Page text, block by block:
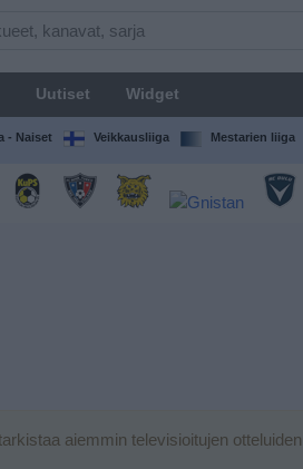
Uutiset Widget
- Naiset Veikkausliiga Mestarien liiga
aiemmin televisioitujen